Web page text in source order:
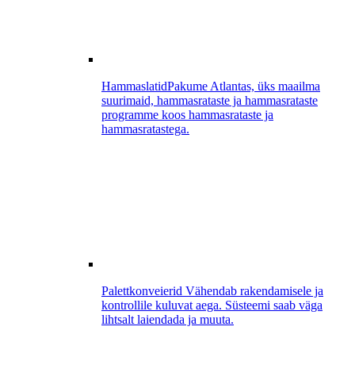
HammaslatidPakume Atlantas, üks maailma
suurimaid, hammasrataste ja hammasrataste
programme koos hammasrataste ja
hammasratastega.
Palettkonveierid Vähendab rakendamisele ja
kontrollile kuluvat aega. Süsteemi saab väga
lihtsalt laiendada ja muuta.